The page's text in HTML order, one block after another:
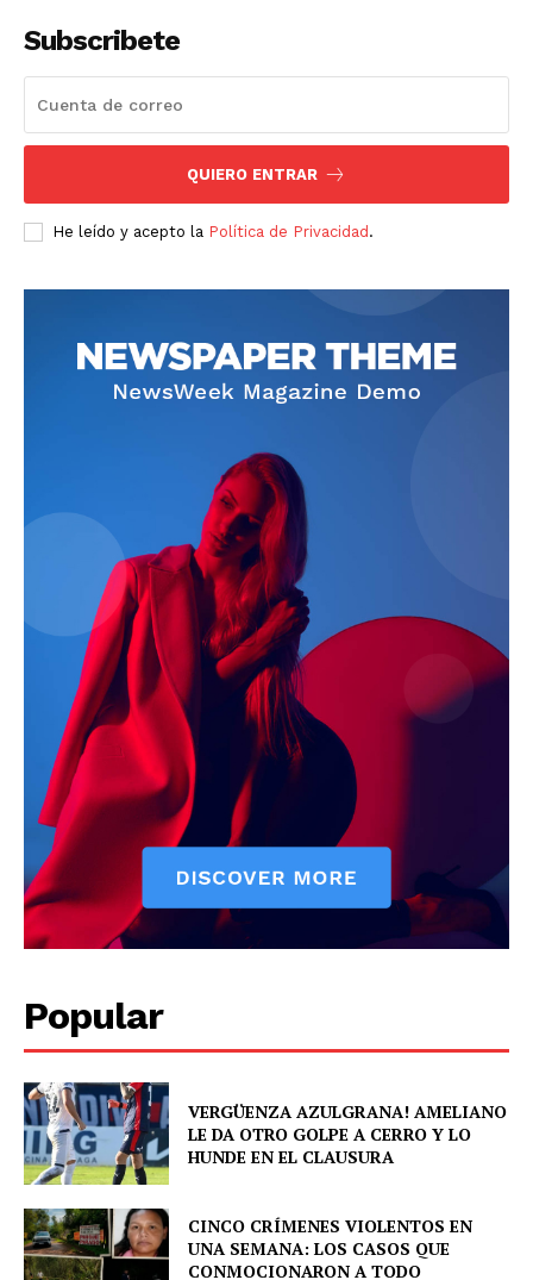
Magazine PRO
Subscribete
QUIERO ENTRAR
He leído y acepto la Política de Privacidad .
Popular
VERGÜENZA AZULGRANA! AMELIANO
LE DA OTRO GOLPE A CERRO Y LO
HUNDE EN EL CLAUSURA
CINCO CRÍMENES VIOLENTOS EN
UNA SEMANA: LOS CASOS QUE
CONMOCIONARON A TODO